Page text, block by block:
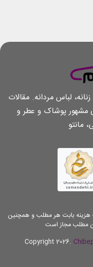
لباس مردانه. مقالات
مشهور پوشاک و عطر و
مانتو
هزینه بابت هر مطلب و همچنین
مطلب مجاز است
Copyright 2026.